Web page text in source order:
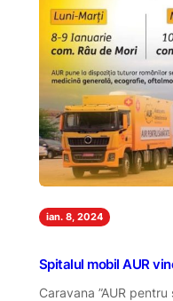
ian. 8, 2024
Spitalul mobil AUR
Caravana ”AUR